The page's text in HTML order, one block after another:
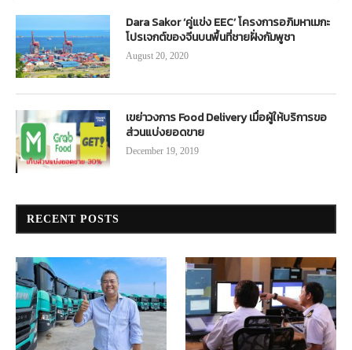
Dara Sakor ‘คู่แข่ง EEC’ โครงการอภิมหาเมกะ
โปรเจกต์ของจีนบนพื้นที่ชายฝั่งกัมพูชา
August 20, 2020
เขย่าวงการ Food Delivery เมื่อผู้ให้บริการขอ
ส่วนแบ่งยอดขาย
December 19, 2019
RECENT POSTS